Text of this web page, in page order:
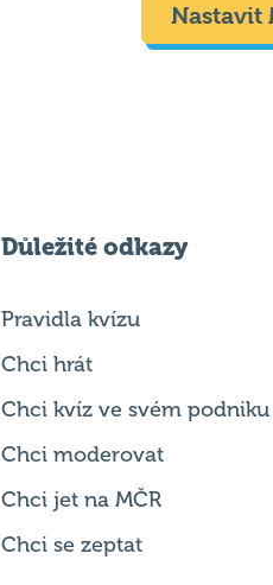
Nastavit
Důležité odkazy
Pravidla kvízu
Chci hrát
Chci kvíz ve svém podniku
Chci moderovat
Chci jet na MČR
Chci se zeptat